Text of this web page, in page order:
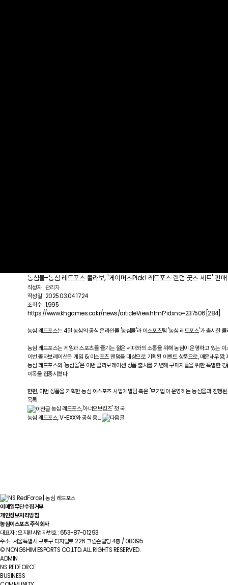
농심몰-농심 레드포스 콜라보, '게이머즈Pick! 레드포스 랜덤 굿즈 세트' 판
작성자 :관리자
작성일 : 2025.03.04 17:24
조회수 : 1,995
https://www.khgames.co.kr/news/articleView.html?idxno=237506 [284]
농심 레드포스는 4일 농심의 공식 온라인몰 '농심몰'과 이스포츠팀 '농심 레드포스'가 출시한
농심 레드포스는 게임과 스포츠를 즐기는 젊은 세대와의 소통을 위해 농심이 운영하고 있는
이번 콜라보레이션은 게임 & 이스포츠 팬덤을 대상으로 기획된 이벤트 상품으로, 매운새우
농심 레드포스와 '농심몰'은 이번 콜라보레이션 상품 출시를 기념해 구매자들을 위한 특별한
이목을 집중시켰다.
한편, 이번 상품을 기획한 농심 이스포츠 사업개발팀 측은 "모기업이 운영하는 농심몰과 진
목록
농심 레드포스,'아너오브킹즈' 첫 국…
농심 레드포스, V-EXX와 공식 용…
이메일무단수집거부
개인정보처리방침
농심이스포츠 주식회사
대표자 : 오지환사업자번호 : 653-87-01293
주소 : 서울특별시 구로구 디지털로 226 크림슨빌딩 4층 / 08395
© NONGSHIM ESPORTS CO.,LTD. ALL RIGHTS RESERVED.
ADMIN
NS REDFORCE
BUSINESS